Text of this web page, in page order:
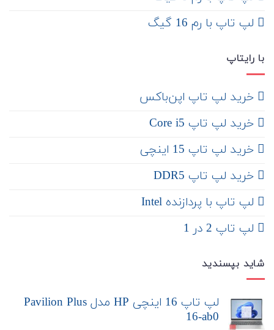
لپ تاپ با رم 16 گیگ
با رایتاپ
‌ خرید لپ تاپ اپن‌باکس
خرید لپ تاپ Core i5
‌‌ خرید لپ تاپ 15 اینچی
خرید لپ تاپ DDR5
لپ تاپ با پردازنده Intel
لپ تاپ 2 در 1
شاید بپسندید
لپ تاپ 16 اینچی HP مدل Pavilion Plus
16-ab0